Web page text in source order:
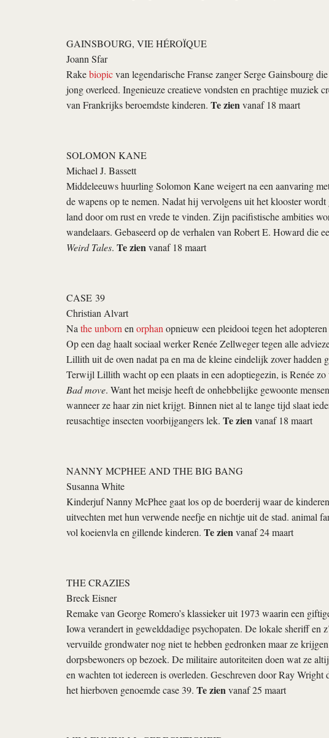
GAINSBOURG, VIE HÉROÏQUE
Joann Sfar
Rakebiopicvan legendarische Franse zanger Serge Gainsbourg
jong overleed. Ingenieuze creatieve vondsten en prachtige muziek
van Frankrijks beroemdste kinderen. Te zien vanaf 18 maart
SOLOMON KANE
Michael J. Bassett
Middeleeuws huurling Solomon Kane weigert na een aanvaring
de wapens op te nemen. Nadat hij vervolgens uit het klooster
land door om rust en vrede te vinden. Zijn pacifistische ambities
wandelaars. Gebaseerd op de verhalen van Robert E. Howard die
Weird Tales. Te zien vanaf 18 maart
CASE 39
Christian Alvart
Na the unborn en orphan opnieuw een pleidooi tegen het
Op een dag haalt sociaal werker Renée Zellweger tegen alle
Lillith uit de oven nadat pa en ma de kleine eindelijk zover hadden
Terwijl Lillith wacht op een plaats in een adoptiegezin, is Renée
Bad move. Want het meisje heeft de onhebbelijke gewoonte
wanneer ze haar zin niet krijgt. Binnen niet al te lange tijd slaat
reusachtige insecten voorbijgangers lek. Te zien vanaf 18 maart
NANNY MCPHEE AND THE BIG BANG
Susanna White
Kinderjuf Nanny McPhee gaat los op de boerderij waar de
uitvechten met hun verwende neefje en nichtje uit de stad. animal
vol koeienvla en gillende kinderen. Te zien vanaf 24 maart
THE CRAZIES
Breck Eisner
Remake van George Romero’s klassieker uit 1973 waarin een
Iowa verandert in gewelddadige psychopaten. De lokale sheriff en
vervuilde grondwater nog niet te hebben gedronken maar ze
dorpsbewoners op bezoek. De militaire autoriteiten doen wat ze
en wachten tot iedereen is overleden. Geschreven door Ray
het hierboven genoemdecase 39. Te zien vanaf 25 maart